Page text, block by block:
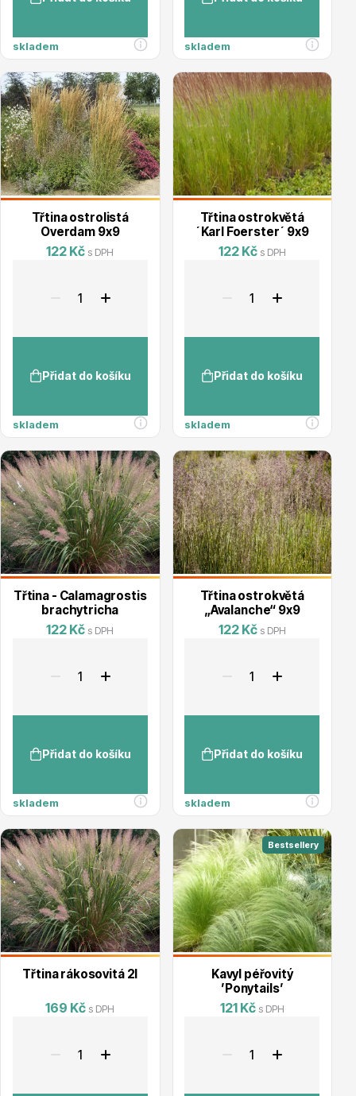
Hortenzie
Azalky a rododendrony
Drobná ovoce
Substráty, hnojiva, kůra
Bylinky do kuchyně
Živé ploty
skladem skladem
Třtina ostrolistá
Overdam 9x9
122 Kč s DPH
Přidat do košíku
skladem
Třtina ostrokvětá
´Karl Foerster´ 9x9
122 Kč s DPH
Přidat do košíku
skladem
Třtina - Calamagrostis
brachytricha
122 Kč s DPH
Přidat do košíku
skladem
Třtina ostrokvětá
„Avalanche“ 9x9
122 Kč s DPH
Přidat do košíku
skladem
Třtina rákosovitá 2l
169 Kč s DPH
Bestsellery
Kavyl péřovitý
’Ponytails’
121 Kč s DPH